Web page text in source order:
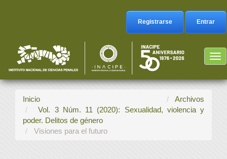
Barra
lateral
Registrarse Entrar
Inicio
Archivos
Vol. 3 Núm. 11 (2020): Sexualidad, violencia y
poder. Delitos de género
Visiones para el futuro